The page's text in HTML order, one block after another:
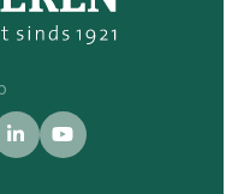
Van Iperen.
in de